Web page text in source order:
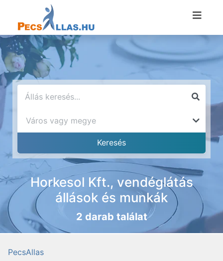
Horkesol Kft., vendéglátás
állások és munkák
2 darab találat
PecsAllas